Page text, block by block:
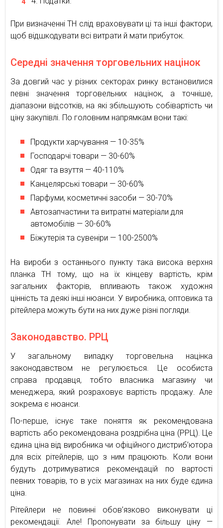
При визначенні ТН слід враховувати ці та інші фактори,
щоб відшкодувати всі витрати й мати прибуток.
Середні значення торговельних націнок
За довгий час у різних секторах ринку встановилися
певні значення торговельних націнок, а точніше,
діапазони відсотків, на які збільшують собівартість чи
ціну закупівлі. По головним напрямкам вони такі:
Продукти харчування — 10-35%
Господарчі товари — 30-60%
Одяг та взуття — 40-110%
Канцелярські товари — 30-60%
Парфуми, косметичні засоби — 30-70%
Автозапчастини та витратні матеріали для
автомобілів — 30-60%
Біжутерія та сувеніри — 100-2500%
На вироби з останнього пункту така висока верхня
планка ТН тому, що на їх кінцеву вартість, крім
загальних факторів, впливають також художня
цінність та деякі інші нюанси. У виробника, оптовика та
рітейлера можуть бути на них дуже різні погляди.
Законодавство. РРЦ
У загальному випадку торговельна націнка
законодавством не регулюється. Це особиста
справа продавця, тобто власника магазину чи
менеджера, який розраховує вартість продажу. Але
зокрема є нюанси.
По-перше, існує таке поняття як рекомендована
вартість або рекомендована роздрібна ціна (РРЦ). Це
єдина ціна від виробника чи офіційного дистриб’ютора
для всіх рітейлерів, що з ним працюють. Коли вони
будуть дотримуватися рекомендацій по вартості
певних товарів, то в усіх магазинах на них буде єдина
ціна.
Рітейлери не повинні обов’язково виконувати ці
рекомендації. Але! Пропонувати за більшу ціну —